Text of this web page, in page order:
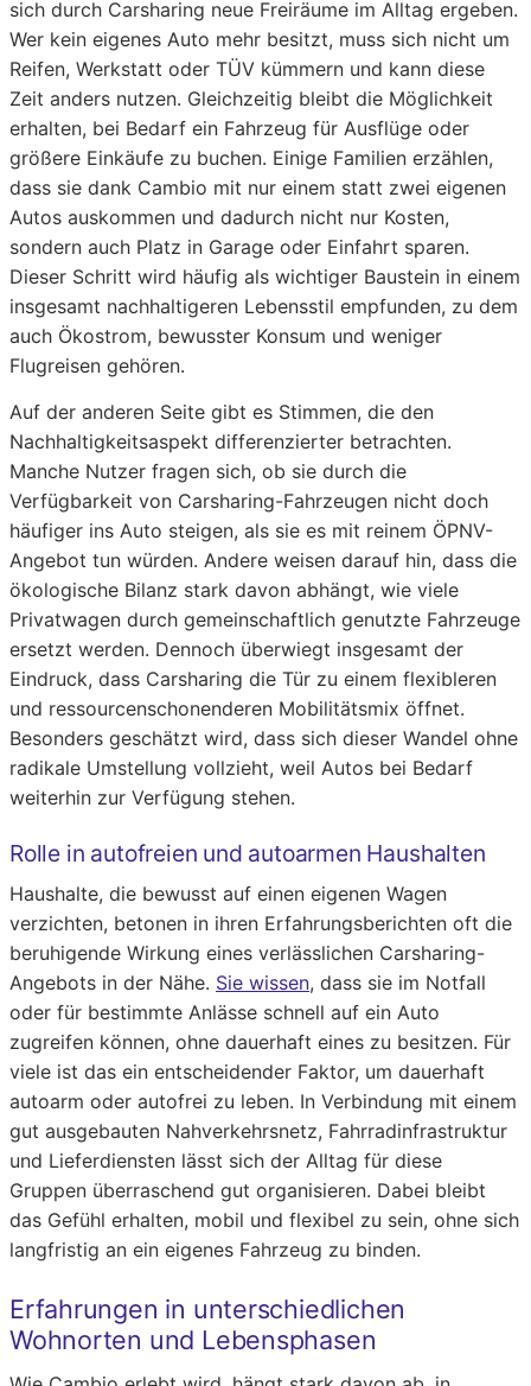
sich durch Carsharing neue Freiräume im Alltag ergeben.
Wer kein eigenes Auto mehr besitzt, muss sich nicht um
Reifen, Werkstatt oder TÜV kümmern und kann diese
Zeit anders nutzen. Gleichzeitig bleibt die Möglichkeit
erhalten, bei Bedarf ein Fahrzeug für Ausflüge oder
größere Einkäufe zu buchen. Einige Familien erzählen,
dass sie dank Cambio mit nur einem statt zwei eigenen
Autos auskommen und dadurch nicht nur Kosten,
sondern auch Platz in Garage oder Einfahrt sparen.
Dieser Schritt wird häufig als wichtiger Baustein in einem
insgesamt nachhaltigeren Lebensstil empfunden, zu dem
auch Ökostrom, bewusster Konsum und weniger
Flugreisen gehören.
Auf der anderen Seite gibt es Stimmen, die den
Nachhaltigkeitsaspekt differenzierter betrachten.
Manche Nutzer fragen sich, ob sie durch die
Verfügbarkeit von Carsharing-Fahrzeugen nicht doch
häufiger ins Auto steigen, als sie es mit reinem ÖPNV-
Angebot tun würden. Andere weisen darauf hin, dass die
ökologische Bilanz stark davon abhängt, wie viele
Privatwagen durch gemeinschaftlich genutzte Fahrzeuge
ersetzt werden. Dennoch überwiegt insgesamt der
Eindruck, dass Carsharing die Tür zu einem flexibleren
und ressourcenschonenderen Mobilitätsmix öffnet.
Besonders geschätzt wird, dass sich dieser Wandel ohne
radikale Umstellung vollzieht, weil Autos bei Bedarf
weiterhin zur Verfügung stehen.
Rolle in autofreien und autoarmen Haushalten
Haushalte, die bewusst auf einen eigenen Wagen
verzichten, betonen in ihren Erfahrungsberichten oft die
beruhigende Wirkung eines verlässlichen Carsharing-
Angebots in der Nähe. Sie wissen, dass sie im Notfall
oder für bestimmte Anlässe schnell auf ein Auto
zugreifen können, ohne dauerhaft eines zu besitzen. Für
viele ist das ein entscheidender Faktor, um dauerhaft
autoarm oder autofrei zu leben. In Verbindung mit einem
gut ausgebauten Nahverkehrsnetz, Fahrradinfrastruktur
und Lieferdiensten lässt sich der Alltag für diese
Gruppen überraschend gut organisieren. Dabei bleibt
das Gefühl erhalten, mobil und flexibel zu sein, ohne sich
langfristig an ein eigenes Fahrzeug zu binden.
Erfahrungen in unterschiedlichen
Wohnorten und Lebensphasen